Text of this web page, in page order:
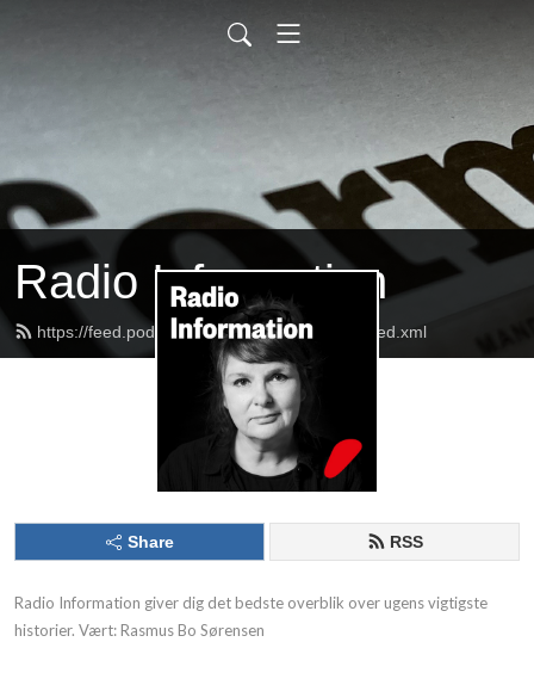
Radio Information
https://feed.podbean.com/radioinformation/feed.xml
Share RSS
Radio Information giver dig det bedste overblik over ugens vigtigste
historier. Vært: Rasmus Bo Sørensen